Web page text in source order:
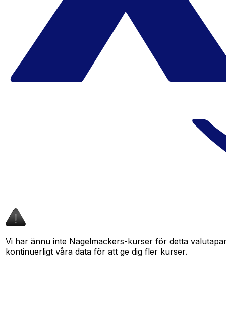
Vi har ännu inte Nagelmackers-kurser för detta
kontinuerligt våra data för att ge dig fler kurser.